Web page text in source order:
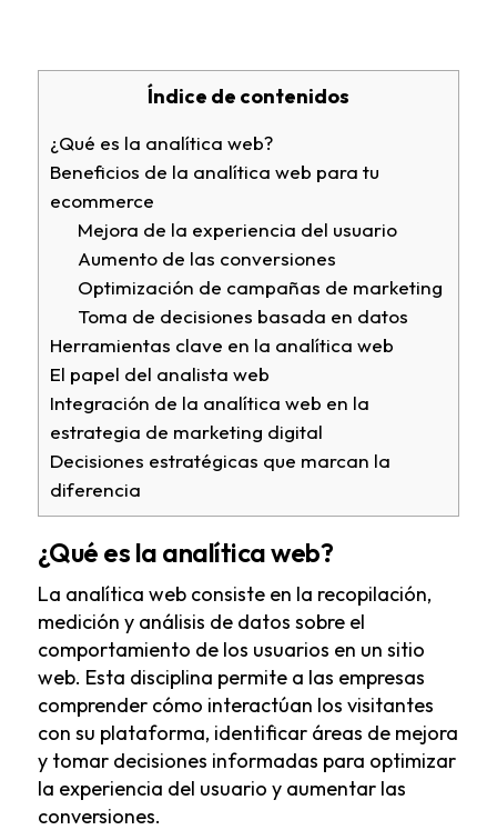
Índice de contenidos
¿Qué es la analítica web?
Beneficios de la analítica web para tu
ecommerce
Mejora de la experiencia del usuario
Aumento de las conversiones
Optimización de campañas de marketing
Toma de decisiones basada en datos
Herramientas clave en la analítica web
El papel del analista web
Integración de la analítica web en la
estrategia de marketing digital
Decisiones estratégicas que marcan la
diferencia
¿Qué es la analítica web?
La analítica web consiste en la recopilación,
medición y análisis de datos sobre el
comportamiento de los usuarios en un sitio
web. Esta disciplina permite a las empresas
comprender cómo interactúan los visitantes
con su plataforma, identificar áreas de mejora
y tomar decisiones informadas para optimizar
la experiencia del usuario y aumentar las
conversiones.